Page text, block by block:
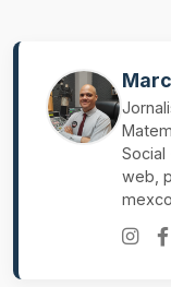
Social
web,